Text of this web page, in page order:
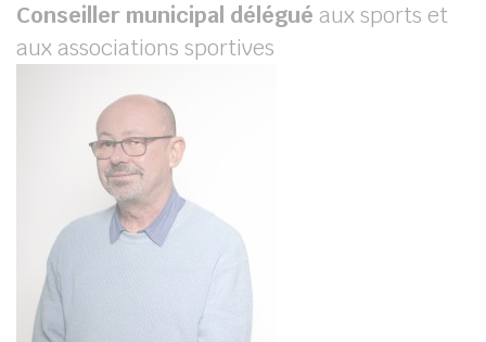
Conseiller municipal délégué aux sports et
aux associations sportives